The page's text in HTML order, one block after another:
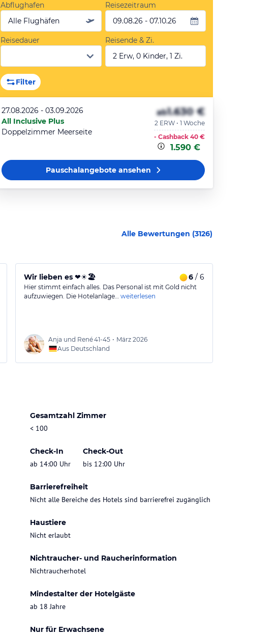
Abflughafen
Alle Flughäfen
Reisezeitraum
09.08.26 - 07.10.26
Reisedauer
Reisende & Zi.
2 Erw, 0 Kinder, 1 Zi.
Filter
27.08.2026 - 03.09.2026
All Inclusive Plus
Doppelzimmer Meerseite
ab1.630 €
2 ERW • 1 Woche
- Cashback 40 €
1.590 €
Pauschalangeboteansehen
Alle Bewertungen (3126)
Wir lieben es ❤️☀️🏖️ 6/ 6
Hier stimmt einfach alles. Das Personal ist mit Gold nicht
aufzuwiegen. Die Hotelanlage… weiterlesen
Anja und René41-45 • März 2026
Aus Deutschland
Gesamtzahl Zimmer
< 100
Check-In
ab 14:00 Uhr
Check-Out
bis 12:00 Uhr
Barrierefreiheit
Nicht alle Bereiche des Hotels sind barrierefrei zugänglich
Haustiere
Nicht erlaubt
Nichtraucher- und Raucherinformation
Nichtraucherhotel
Mindestalter der Hotelgäste
ab 18 Jahre
Nur für Erwachsene